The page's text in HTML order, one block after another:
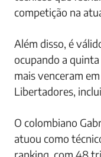
Em 2021, sua
ampliada em
brasileiros, tendo
técnicos que
competição na
Além disso, é
ocupando a
mais venceram